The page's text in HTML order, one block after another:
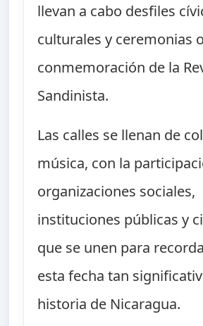
llevan a cabo desfiles
culturales y ceremonias
conmemoración de la
Sandinista.
Las calles se llenan de
música, con la
organizaciones sociales,
instituciones públicas y
que se unen para
esta fecha tan
historia de Nicaragua.